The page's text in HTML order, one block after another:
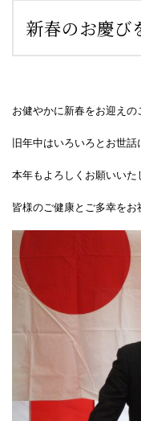
新春のお慶び
お健やかに新春をお迎えの
旧年中はいろいろとお世
本年もよろしくお願いいた
皆様のご健康とご多幸をお